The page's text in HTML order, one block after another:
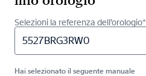
Selezioni la referenza dell’orologio*
5527BRG3RW0
Hai selezionato il seguente manuale